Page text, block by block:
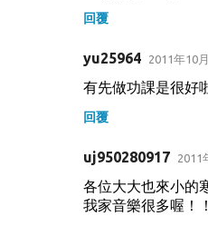
回覆
yu25964 2011年10
有先做功課是很好
回覆
uj950280917 2011
各位大大也來小的
我家音樂很多喔！！